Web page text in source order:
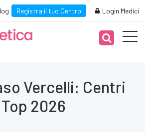
Registra il tuo Centro Login Medici
Vercelli: Centri
Top 2026